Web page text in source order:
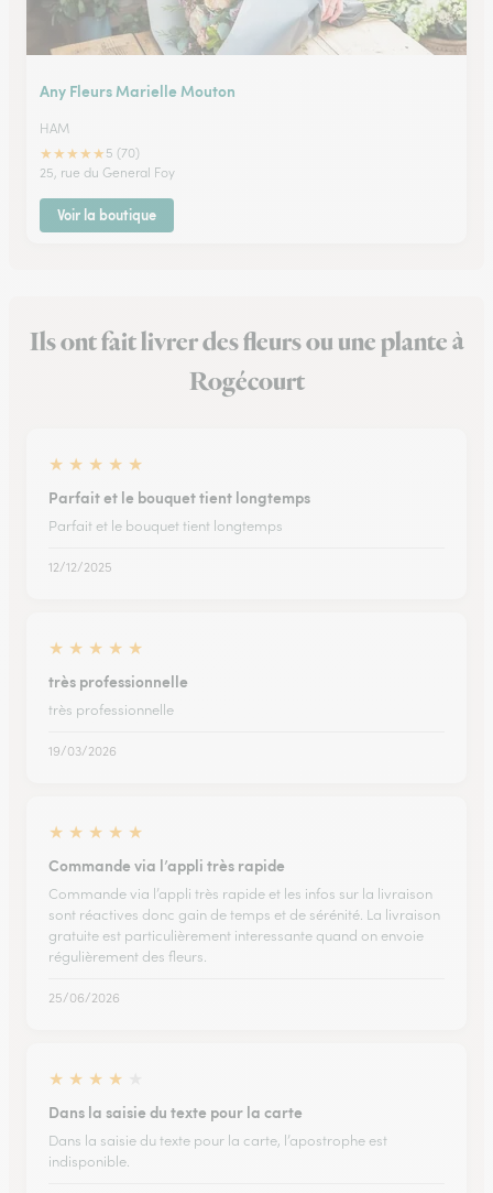
Any Fleurs Marielle Mouton
HAM
★★★★★ 5 (70)
25, rue du General Foy
Voir la boutique
Ils ont fait livrer des fleurs ou une plante à
Rogécourt
★ ★ ★ ★ ★
Parfait et le bouquet tient longtemps
Parfait et le bouquet tient longtemps
12/12/2025
★ ★ ★ ★ ★
très professionnelle
très professionnelle
19/03/2026
★ ★ ★ ★ ★
Commande via l’appli très rapide
Commande via l’appli très rapide et les infos sur la livraison
sont réactives donc gain de temps et de sérénité. La livraison
gratuite est particulièrement interessante quand on envoie
régulièrement des fleurs.
25/06/2026
★ ★ ★ ★
Dans la saisie du texte pour la carte
Dans la saisie du texte pour la carte, l’apostrophe est
indisponible.